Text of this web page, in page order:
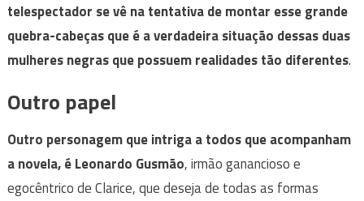
telespectador se vê na tentativa de montar esse grande
quebra-cabeças que é a verdadeira situação dessas duas
mulheres negras que possuem realidades tão diferentes.
Outro papel
Outro personagem que intriga a todos que acompanham
a novela, é Leonardo Gusmão, irmão ganancioso e
egocêntrico de Clarice, que deseja de todas as formas